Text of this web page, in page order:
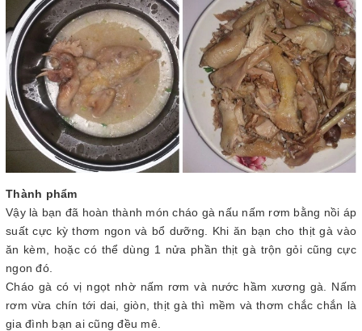
Thành phẩm
Vậy là bạn đã hoàn thành món cháo gà nấu nấm rơm bằng nồi áp
suất cực kỳ thơm ngon và bổ dưỡng. Khi ăn bạn cho thịt gà vào
ăn kèm, hoặc có thể dùng 1 nửa phần thịt gà trộn gỏi cũng cực
ngon đó.
Cháo gà có vị ngọt nhờ nấm rơm và nước hầm xương gà. Nấm
rơm vừa chín tới dai, giòn, thịt gà thì mềm và thơm chắc chắn là
gia đình bạn ai cũng đều mê.